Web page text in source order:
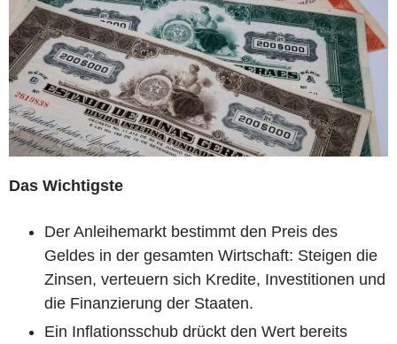
Das Wichtigste
Der Anleihemarkt bestimmt den Preis des
Geldes in der gesamten Wirtschaft: Steigen die
Zinsen, verteuern sich Kredite, Investitionen und
die Finanzierung der Staaten.
Ein Inflationsschub drückt den Wert bereits